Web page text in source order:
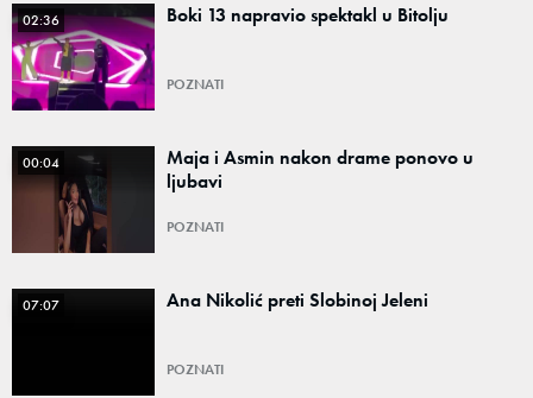
02:36 Boki 13 napravio spektakl u Bitolju
POZNATI
00:04
Maja i Asmin nakon drame ponovo u
ljubavi
POZNATI
07:07 Ana Nikolić preti Slobinoj Jeleni
POZNATI